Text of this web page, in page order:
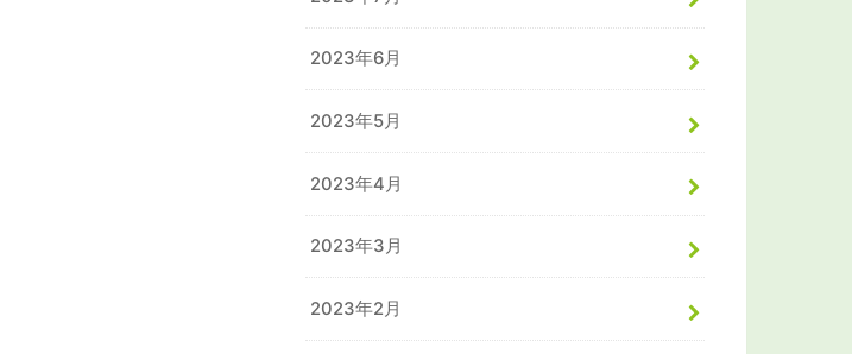
2023年6月
2023年5月
2023年4月
2023年3月
2023年2月